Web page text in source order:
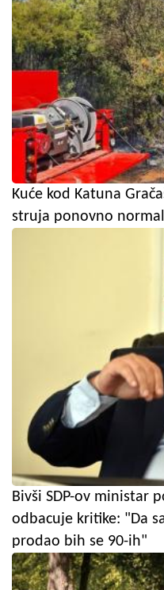
Kuće kod Katuna
struja ponovno
Bivši SDP-ov ministar
odbacuje kritike: "Da
prodao bih se 90-ih"